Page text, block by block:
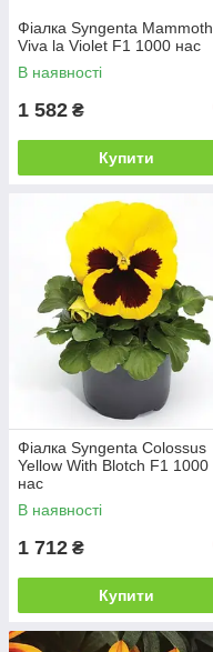
Фіалка Syngenta Mammoth
Viva la Violet F1 1000 нас
В наявності
1 582 ₴
Купити
Фіалка Syngenta Colossus
Yellow With Blotch F1 1000
нас
В наявності
1 712 ₴
Купити